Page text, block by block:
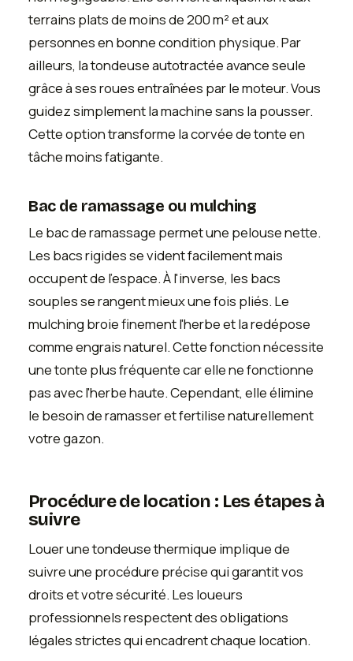
terrains plats de moins de 200 m² et aux
personnes en bonne condition physique. Par
ailleurs, la tondeuse autotractée avance seule
grâce à ses roues entraînées par le moteur. Vous
guidez simplement la machine sans la pousser.
Cette option transforme la corvée de tonte en
tâche moins fatigante.
Bac de ramassage ou mulching
Le bac de ramassage permet une pelouse nette.
Les bacs rigides se vident facilement mais
occupent de l'espace. À l'inverse, les bacs
souples se rangent mieux une fois pliés. Le
mulching broie finement l'herbe et la redépose
comme engrais naturel. Cette fonction nécessite
une tonte plus fréquente car elle ne fonctionne
pas avec l'herbe haute. Cependant, elle élimine
le besoin de ramasser et fertilise naturellement
votre gazon.
Procédure de location : Les étapes à
suivre
Louer une tondeuse thermique implique de
suivre une procédure précise qui garantit vos
droits et votre sécurité. Les loueurs
professionnels respectent des obligations
légales strictes qui encadrent chaque location.